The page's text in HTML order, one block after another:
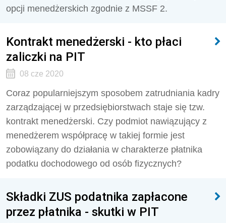
opcji menedżerskich zgodnie z MSSF 2.
Kontrakt menedżerski - kto płaci
zaliczki na PIT
08 cze 2020
Coraz popularniejszym sposobem zatrudniania kadry
zarządzającej w przedsiębiorstwach staje się tzw.
kontrakt menedżerski. Czy podmiot nawiązujący z
menedżerem współpracę w takiej formie jest
zobowiązany do działania w charakterze płatnika
podatku dochodowego od osób fizycznych?
Składki ZUS podatnika zapłacone
przez płatnika - skutki w PIT